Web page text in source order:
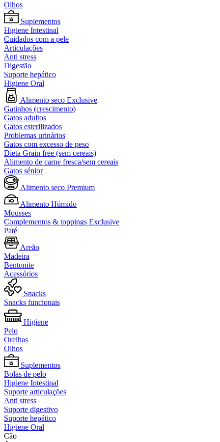
Olhos
Suplementos
Higiene Intestinal
Cuidados com a pele
Articulações
Anti stress
Digestão
Suporte hepático
Higiene Oral
Alimento seco Exclusive
Gatinhos (crescimento)
Gatos adultos
Gatos esterilizados
Problemas urinários
Gatos com excesso de peso
Dieta Grain free (sem cereais)
Alimento de carne fresca/sem cereais
Gatos sénior
Alimento seco Premium
Alimento Húmido
Mousses
Complementos & toppings Exclusive
Paté
Areão
Madeira
Bentonite
Acessórios
Snacks
Snacks funcionais
Higiene
Pelo
Orelhas
Olhos
Suplementos
Bolas de pelo
Higiene Intestinal
Suporte articulações
Anti stress
Suporte digestivo
Suporte hepático
Higiene Oral
Cão